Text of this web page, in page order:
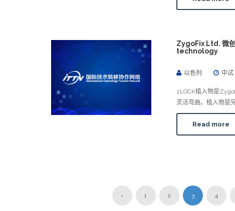
ZygoFix Ltd. 微
technology
以色列 中试
zLOCK植入物是
灵活弯曲。植入物是
Read more
‹ 1 2 3 4